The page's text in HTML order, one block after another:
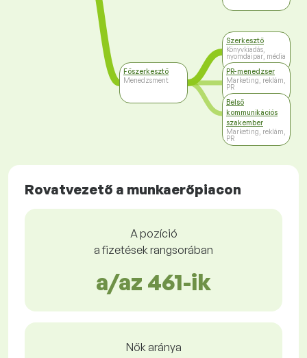
Főszerkesztő
Menedzsment
Szerkesztő
Könyvkiadás,
nyomdaipar, média
PR-menedzser
Marketing, reklám,
PR
Belső
kommunikációs
szakember
Marketing, reklám,
PR
Rovatvezető a munkaerőpiacon
A pozíció
a fizetések rangsorában
a/az 461-ik
Nők aránya